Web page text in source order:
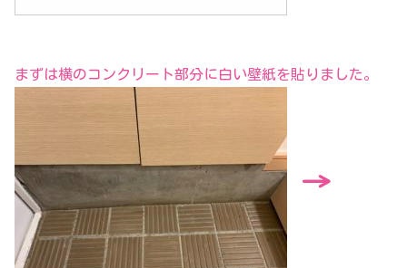
まずは横のコンクリート部分に白い壁紙を貼りました。
→